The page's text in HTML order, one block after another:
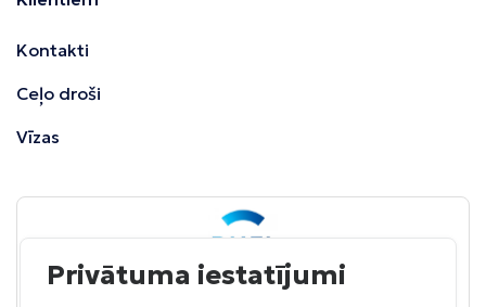
Kontakti
Ceļo droši
Vīzas
BALTA ceļojumu apdrošināšana
Privātuma iestatījumi